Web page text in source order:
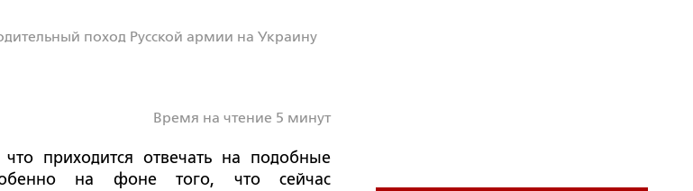
поход Русской армии на Украину
Время на чтение 5 минут
приходится отвечать на подобные
на фоне того, что сейчас